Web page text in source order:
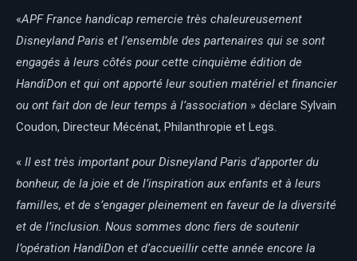
«APF France handicap remercie très chaleureusement
Disneyland Paris et l’ensemble des partenaires qui se sont
engagés à leurs côtés pour cette cinquième édition de
HandiDon et qui ont apporté leur soutien matériel et financier
ou ont fait don de leur temps à l’association » déclare Sylvain
Coudon, Directeur Mécénat, Philanthropie et Legs.
« Il est très important pour Disneyland Paris d’apporter du
bonheur, de la joie et de l’inspiration aux enfants et à leurs
familles, et de s’engager pleinement en faveur de la diversité
et de l’inclusion. Nous sommes donc fiers de soutenir
l’opération HandiDon et d’accueillir cette année encore la